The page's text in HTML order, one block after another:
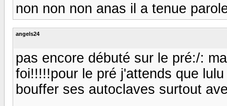
non non non anas il a tenue
angels24
pas encore débuté sur le pré:/:
foi!!!!!pour le pré j'attends que
bouffer ses autoclaves surtout